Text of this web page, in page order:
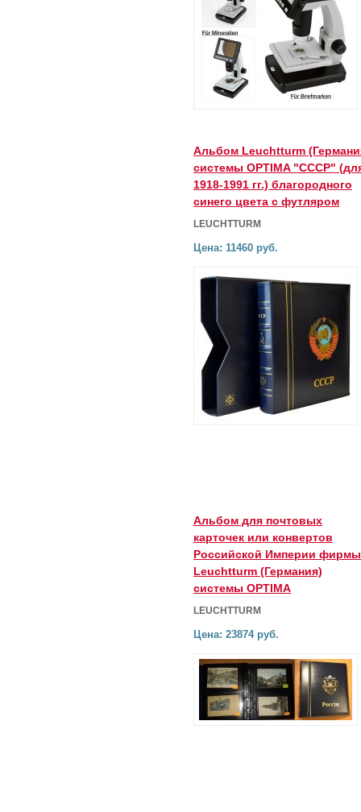
Альбом Leuchtturm
системы OPTIMA "СССР"
1918-1991 гг.) благородного
синего цвета с футляром
LEUCHTTURM
Цена: 11460 руб.
Альбом для почтовых
карточек или конвертов
Российской Империи фирмы
Leuchtturm (Германия)
системы OPTIMA
LEUCHTTURM
Цена: 23874 руб.